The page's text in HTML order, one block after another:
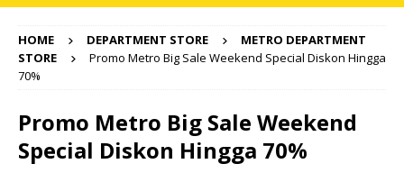
HOME DEPARTMENT STORE
METRO DEPARTMENT
STORE
Promo Metro Big Sale Weekend Special Diskon Hingga
70%
Promo Metro Big Sale Weekend
Special Diskon Hingga 70%